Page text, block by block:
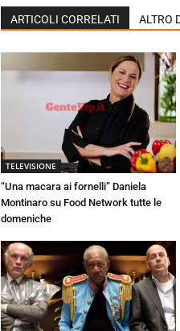
ARTICOLI CORRELATI ALTRO
TELEVISIONE
“Una macara ai fornelli” Daniela
Montinaro su Food Network tutte le
domeniche